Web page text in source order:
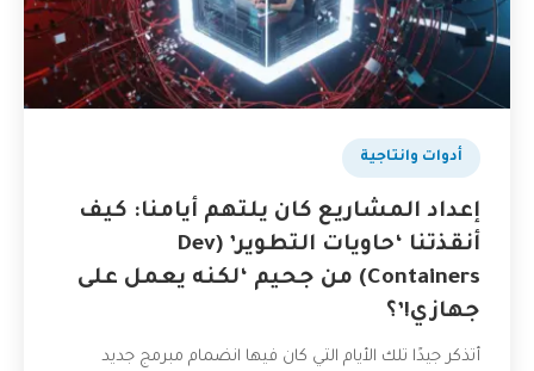
أدوات وانتاجية
إعداد المشاريع كان يلتهم أيامنا: كيف
أنقذتنا ‘حاويات التطوير’ (Dev
Containers) من جحيم ‘لكنه يعمل على
جهازي!’؟
أتذكر جيدًا تلك الأيام التي كان فيها انضمام مبرمج جديد